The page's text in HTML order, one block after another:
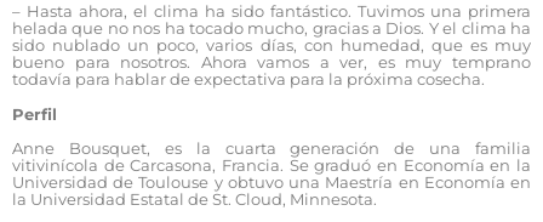
– Hasta ahora, el clima ha sido fantástico. Tuvimos una primera
helada que no nos ha tocado mucho, gracias a Dios. Y el clima ha
sido nublado un poco, varios días, con humedad, que es muy
bueno para nosotros. Ahora vamos a ver, es muy temprano
todavía para hablar de expectativa para la próxima cosecha.
Perfil
Anne Bousquet, es la cuarta generación de una familia
vitivinícola de Carcasona, Francia. Se graduó en Economía en la
Universidad de Toulouse y obtuvo una Maestría en Economía en
la Universidad Estatal de St. Cloud, Minnesota.